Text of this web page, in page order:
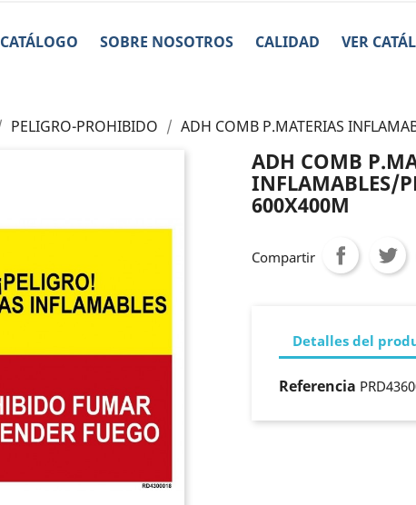
CATÁLOGO SOBRE NOSOTROS CALIDAD VER
PELIGRO-PROHIBIDO ADH COMB P.MATERIAS
ADH COMB
INFLAMABLES/
600X400M
Compartir
Detalles del
Referencia